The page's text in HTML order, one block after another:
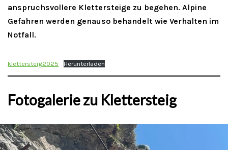
anspruchsvollere Klettersteige zu begehen. Alpine
Gefahren werden genauso behandelt wie Verhalten im
Notfall.
klettersteig2025 Herunterladen
Fotogalerie zu Klettersteig